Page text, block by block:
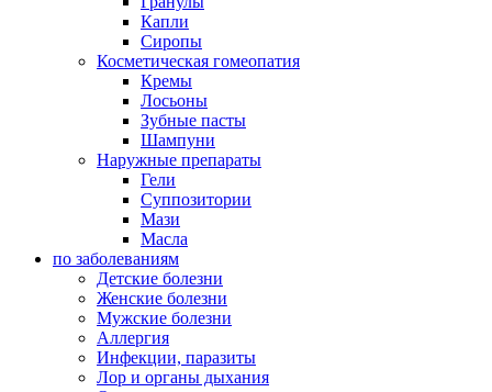
Капли
Сиропы
Косметическая гомеопатия
Кремы
Лосьоны
Зубные пасты
Шампуни
Наружные препараты
Гели
Суппозитории
Мази
Масла
по заболеваниям
Детские болезни
Женские болезни
Мужские болезни
Аллергия
Инфекции, паразиты
Лор и органы дыхания